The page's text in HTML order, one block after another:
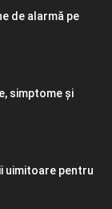
de alarmă pe
simptome și
uimitoare pentru